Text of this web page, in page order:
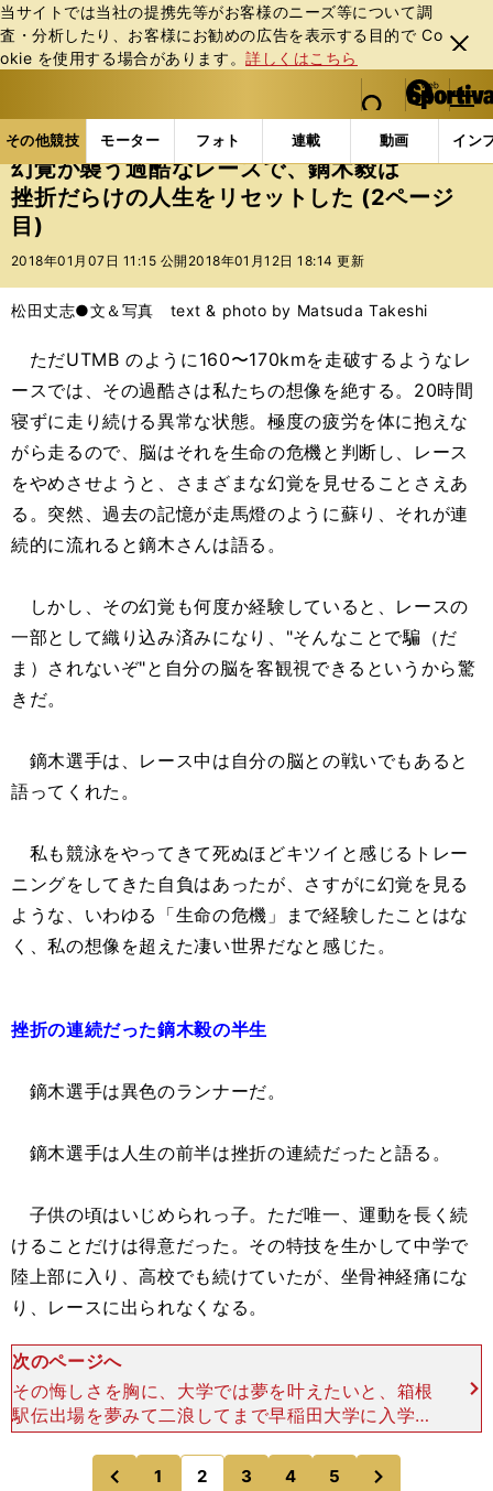
当サイトでは当社の提携先等がお客様のニーズ等について調
査・分析したり、お客様にお勧めの広告を表⽰する⽬的で Co
okie を使⽤する場合があります。詳しくはこちら
閉じ
る
web Sportiva (webスポルティーバ)
検索
マイペ
ー
ジ
メニュ
その他競技 モーター フォト 連載 動画 イン
ス
ポ
ル
テ
ー
バ
その他競技の記事一覧 その他競技 その他 幻覚
幻覚が襲う過酷なレースで、鏑木毅は
挫折だらけの人生をリセットした (2ページ
目)
2018年01月07日 11:15 公開 2018年01月12日 18:14 更新
松田丈志●文＆写真 text & photo by Matsuda Takeshi
ただUTMB のように160〜170kmを走破するようなレ
ースでは、その過酷さは私たちの想像を絶する。20時間
寝ずに走り続ける異常な状態。極度の疲労を体に抱えな
がら走るので、脳はそれを生命の危機と判断し、レース
をやめさせようと、さまざまな幻覚を見せることさえあ
る。突然、過去の記憶が走馬燈のように蘇り、それが連
続的に流れると鏑木さんは語る。
しかし、その幻覚も何度か経験していると、レースの
一部として織り込み済みになり、"そんなことで騙（だ
ま）されないぞ"と自分の脳を客観視できるというから驚
きだ。
鏑木選手は、レース中は自分の脳との戦いでもあると
語ってくれた。
私も競泳をやってきて死ぬほどキツイと感じるトレー
ニングをしてきた自負はあったが、さすがに幻覚を見る
ような、いわゆる「生命の危機」まで経験したことはな
く、私の想像を超えた凄い世界だなと感じた。
挫折の連続だった鏑木毅の半生
鏑木選手は異色のランナーだ。
鏑木選手は人生の前半は挫折の連続だったと語る。
子供の頃はいじめられっ子。ただ唯一、運動を長く続
けることだけは得意だった。その特技を生かして中学で
陸上部に入り、高校でも続けていたが、坐骨神経痛にな
り、レースに出られなくなる。
次のページへ
その悔しさを胸に、大学では夢を叶えたいと、箱根
駅伝出場を夢みて二浪してまで早稲田大学に入学。
競走部で箱根駅伝出場を目指すが、もう少しで箱根
のメンバーに入れそうな時に、再度、坐骨神経痛を
のページへ
1 2 3 4 5
のページへ